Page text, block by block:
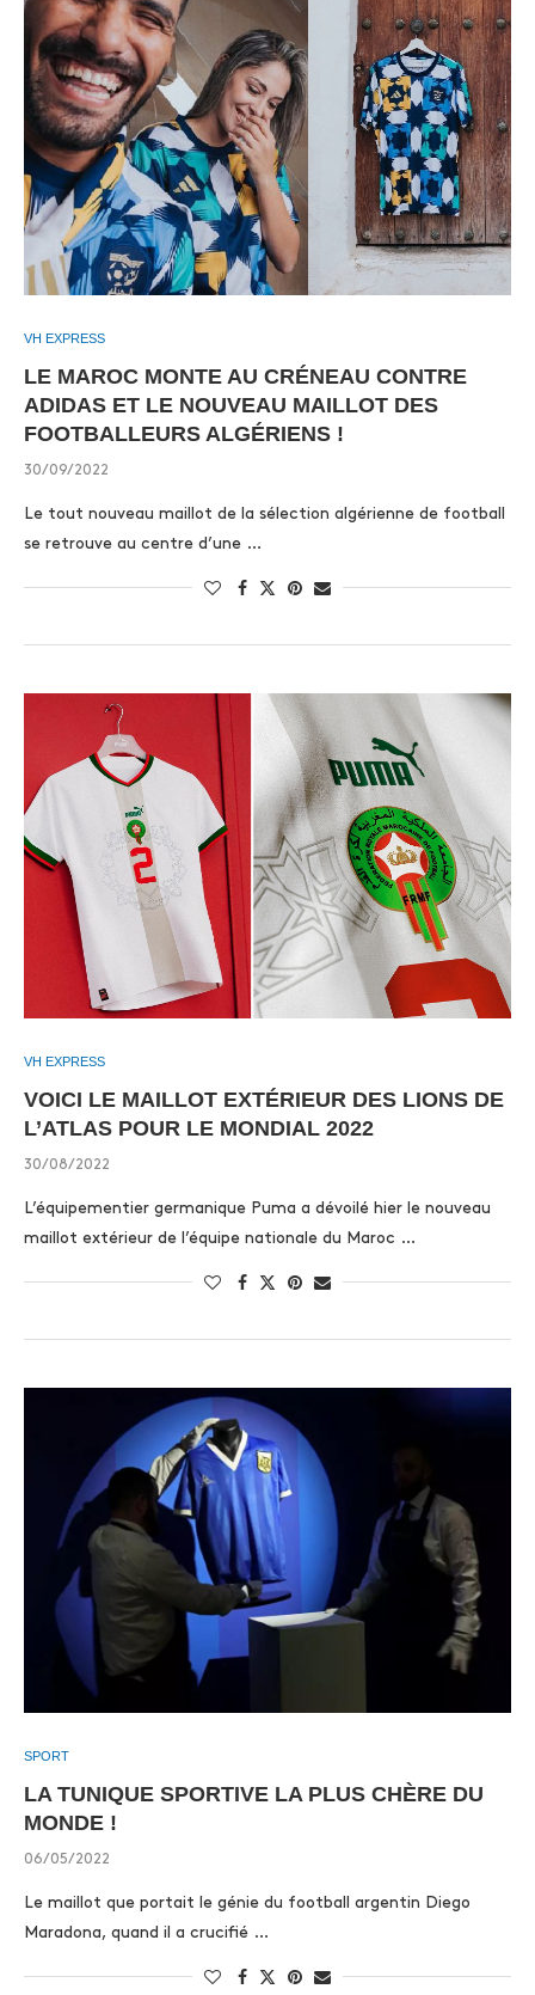
VH EXPRESS
LE MAROC MONTE AU CRÉNEAU CONTRE
ADIDAS ET LE NOUVEAU MAILLOT DES
FOOTBALLEURS ALGÉRIENS !
30/09/2022
Le tout nouveau maillot de la sélection algérienne de football
se retrouve au centre d’une …
VH EXPRESS
VOICI LE MAILLOT EXTÉRIEUR DES LIONS DE
L’ATLAS POUR LE MONDIAL 2022
30/08/2022
L’équipementier germanique Puma a dévoilé hier le nouveau
maillot extérieur de l’équipe nationale du Maroc …
SPORT
LA TUNIQUE SPORTIVE LA PLUS CHÈRE DU
MONDE !
06/05/2022
Le maillot que portait le génie du football argentin Diego
Maradona, quand il a crucifié …